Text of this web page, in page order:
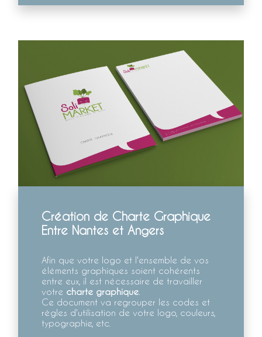
Création de Charte Graphique
Entre Nantes et Angers
Afin que votre logo et l'ensemble de vos
éléments graphiques soient cohérents
entre eux, il est nécessaire de travailler
votre charte graphique
Ce document va regrouper les codes et
règles d'utilisation de votre logo, couleurs,
typographie, etc.